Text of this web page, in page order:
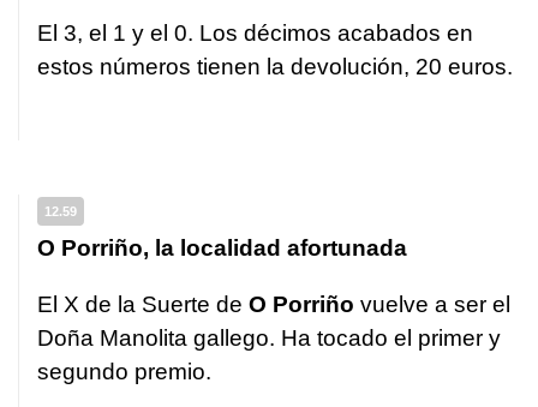
El 3, el 1 y el 0. Los décimos acabados en
estos números tienen la devolución, 20 euros.
12.59
O Porriño, la localidad afortunada
El X de la Suerte de O Porriño vuelve a ser el
Doña Manolita gallego. Ha tocado el primer y
segundo premio.